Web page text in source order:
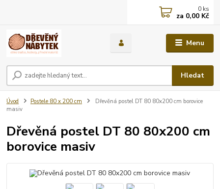
Menu
Hledat
0 ks
za 0,00 Kč
Úvod Postele 80 x 200 cm
Dřevěná postel DT 80 80x200 cm borovice
masiv
Dřevěná postel DT 80 80x200 cm
borovice masiv